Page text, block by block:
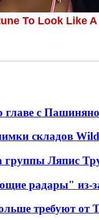
с
складов
группы Ляпис
радары" из-
требуют от